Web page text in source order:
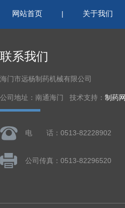
网站首页 | 关于我们
联系我们
海门市远杨制药机械有限公司
公司地址：南通海门 技术支持： 制药网
电 话：0513-82228902
公司传真：0513-82296520